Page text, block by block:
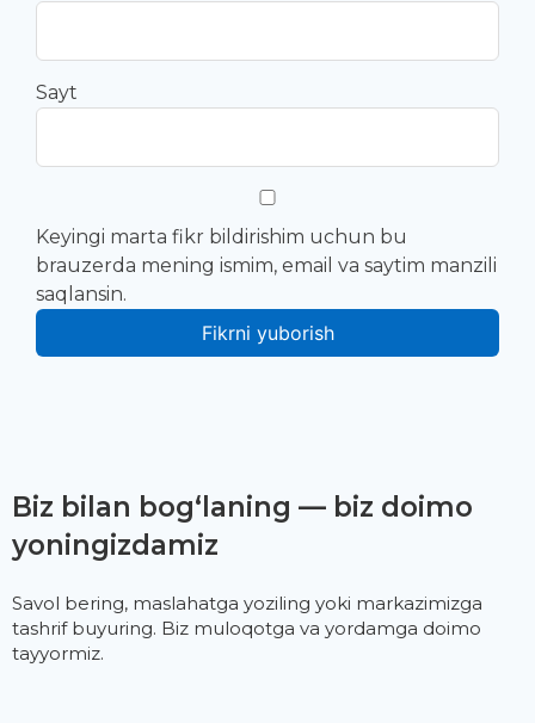
Sayt
Keyingi marta fikr bildirishim uchun bu
brauzerda mening ismim, email va saytim manzili
saqlansin.
Biz bilan bog‘laning — biz doimo
yoningizdamiz
Savol bering, maslahatga yoziling yoki markazimizga
tashrif buyuring. Biz muloqotga va yordamga doimo
tayyormiz.